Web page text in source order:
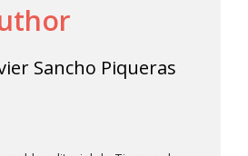
Sancho Piqueras